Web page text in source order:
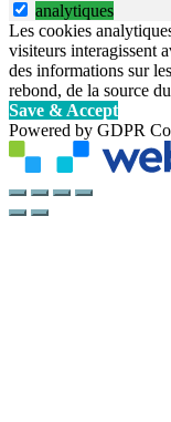
analytiques
Les cookies
visiteurs interagissent
des informations sur
rebond, de la source
Save & Accept
Powered by GDPR